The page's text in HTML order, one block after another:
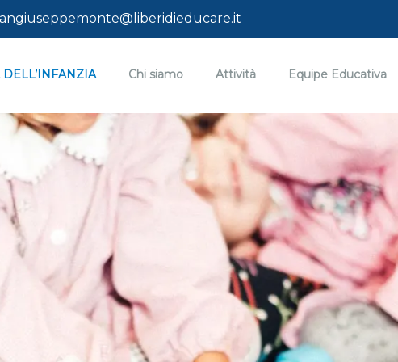
DELL’INFANZIA Chi siamo Attività Equipe Educativa